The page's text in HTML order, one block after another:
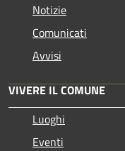
Notizie
Comunicati
Avvisi
VIVERE IL COMUNE
Luoghi
Eventi